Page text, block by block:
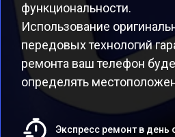
функциональности.
Использование
передовых технологий
ремонта ваш телефон
определять
Экспресс ремонт в день